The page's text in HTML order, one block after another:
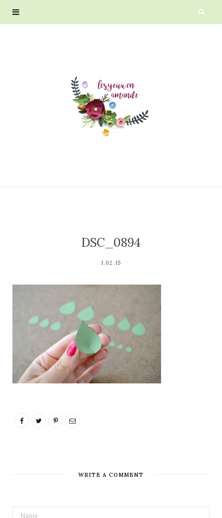
DSC_0894
1.02.15
WRITE A COMMENT